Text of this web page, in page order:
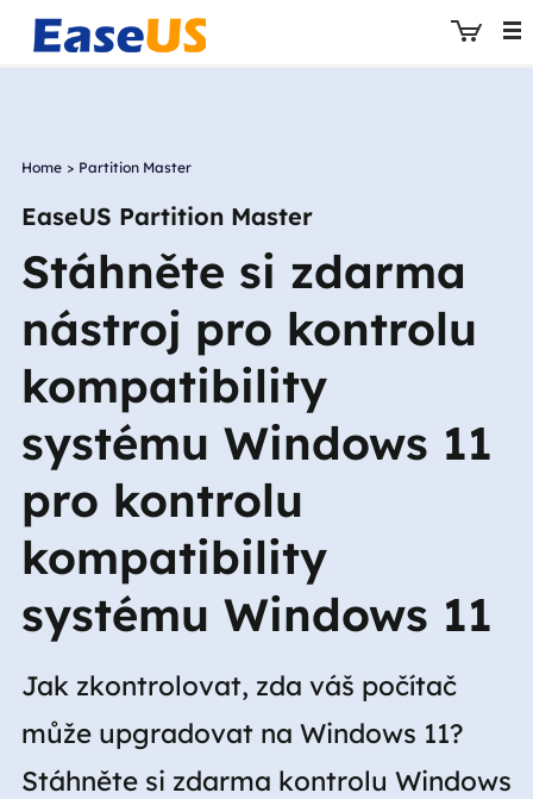
Home > Partition Master
EaseUS Partition Master
Stáhněte si zdarma
nástroj pro kontrolu
kompatibility
systému Windows 11
pro kontrolu
kompatibility
systému Windows 11
Jak zkontrolovat, zda váš počítač
může upgradovat na Windows 11?
Stáhněte si zdarma kontrolu Windows